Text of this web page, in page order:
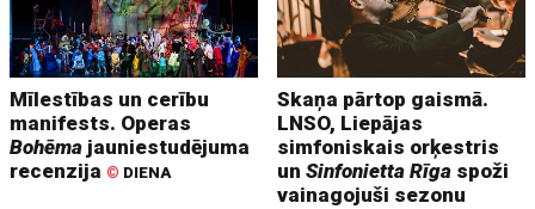
Mīlestības un cerību
manifests. Operas
Bohēma jauniestudējuma
recenzija © DIENA
Skaņa pārtop gaismā.
LNSO, Liepājas
simfoniskais orķestris
unSinfonietta Rīga spoži
vainagojuši sezonu